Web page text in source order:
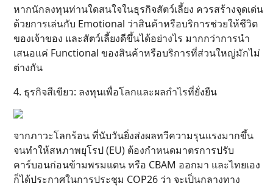
หากนักลงทุนท่านใดสนใจในธุรกิจสัตว์เลี้ยง ควรสร้างจุดเด่น
ด้วยการเล่นกับ Emotional ว่าสินค้าหรือบริการช่วยให้ชีวิต
ของเจ้าของ และสัตว์เลี้ยงดีขึ้นได้อย่างไร มากกว่าการนำ
เสนอแค่ Functional ของสินค้าหรือบริการที่ส่วนใหญ่มักไม่
ต่างกัน
4. ธุรกิจสีเขียว: ลงทุนเพื่อโลกและผลกำไรที่ยั่งยืน
จากภาวะโลกร้อน ที่นับวันยิ่งส่งผลทวีความรุนแรงมากขึ้น
จนทำให้สหภาพยุโรป (EU) ต้องกำหนดมาตรการปรับ
คาร์บอนก่อนข้ามพรมแดน หรือ CBAM ออกมา และไทยเอง
ก็ได้ประกาศในการประชุม COP26 ว่า จะเป็นกลางทาง